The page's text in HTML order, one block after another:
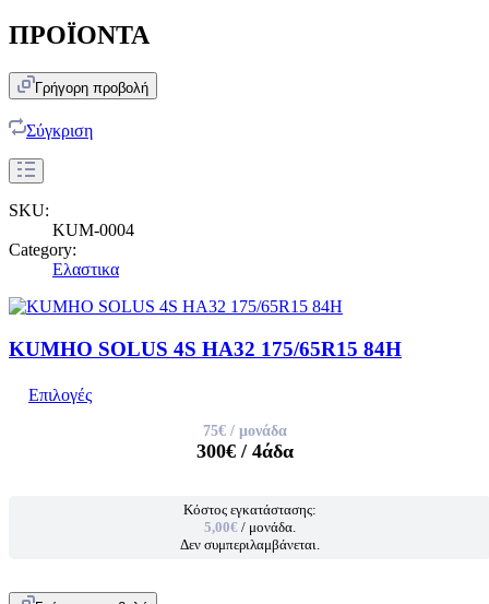
ΠΡΟΪΟΝΤΑ
Γρήγορη προβολή
Σύγκριση
SKU:
KUM-0004
Category:
Ελαστικα
KUMHO SOLUS 4S HA32 175/65R15 84H
Επιλογές
75€/ μονάδα
300€/ 4άδα
Κόστος εγκατάστασης:
5,00€ / μονάδα.
Δεν συμπεριλαμβάνεται.